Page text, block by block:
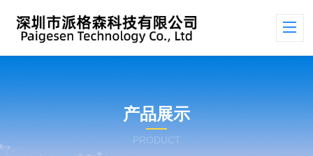
产品展示
PRODUCT